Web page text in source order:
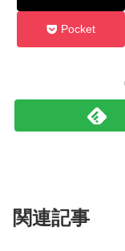
Pocket
関連記事